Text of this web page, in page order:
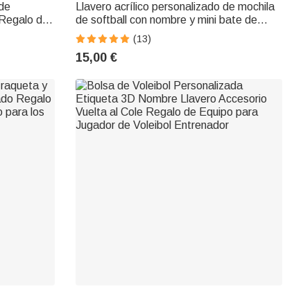
de
para
del
Llavero acrílico personalizado de mochila
de softball con nombre y mini bate de
madera Regalo de cumpleaños para
amante de los deportes de pelota
(13)
15,00 €